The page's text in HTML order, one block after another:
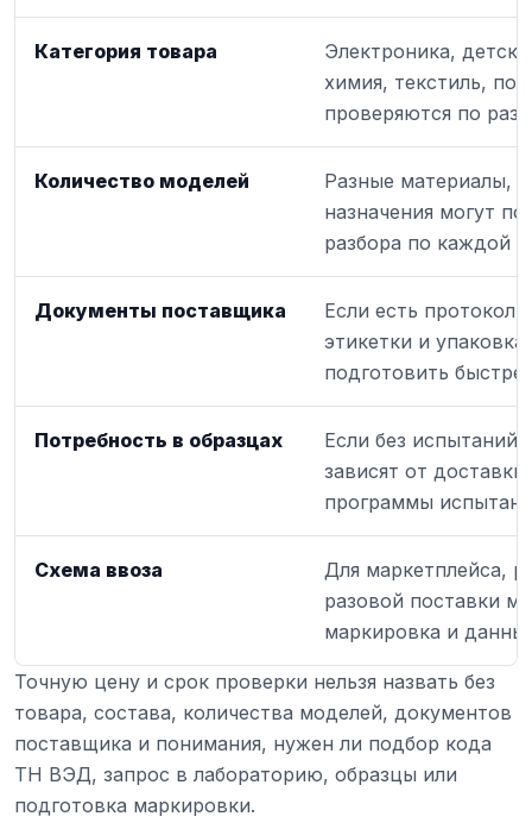
Категория товара
Электроника,
химия, текстиль,
проверяются по
Количество моделей
Разные материалы,
назначения могут
разбора по каждой
Документы поставщика
Если есть
этикетки и
подготовить
Потребность в образцах
Если без
зависят от
программы
Схема ввоза
Для маркетплейса,
разовой поставки
маркировка и
Точную цену и срок проверки нельзя назвать без
товара, состава, количества моделей, документов
поставщика и понимания, нужен ли подбор кода
ТН ВЭД, запрос в лабораторию, образцы или
подготовка маркировки.